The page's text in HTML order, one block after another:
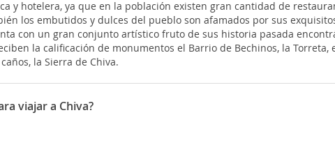
y hotelera, ya que en la población existen gran cantidad de
los embutidos y dulces del pueblo son afamados por sus
con un gran conjunto artístico fruto de sus historia pasada
la calificación de monumentos el Barrio de Bechinos, la
la Sierra de Chiva.
viajar a Chiva?